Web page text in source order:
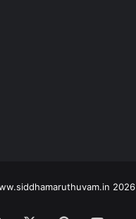
2026